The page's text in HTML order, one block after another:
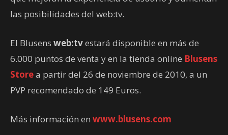
las posibilidades del web:tv.
El Blusens web:tvestará disponible en más de
6.000 puntos de venta y en la tienda online Blusens
Storea partir del 26 de noviembre de 2010, a un
PVP recomendado de 149 Euros.
Más información en www.blusens.com